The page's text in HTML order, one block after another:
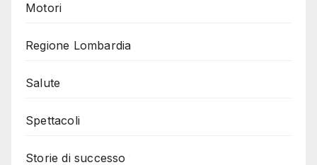
Motori
Regione Lombardia
Salute
Spettacoli
Storie di successo